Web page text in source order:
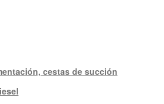
cestas de succión